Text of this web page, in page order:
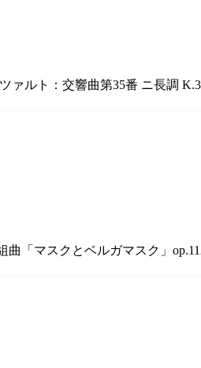
ァルト：交響曲第35番 ニ長調
「マスクとベルガマスク」